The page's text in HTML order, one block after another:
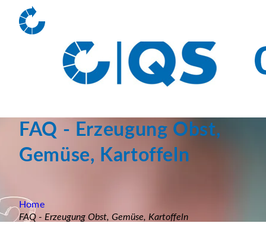
FAQ - Erzeugung Obst,
Gemüse, Kartoffeln
Home
FAQ - Erzeugung Obst, Gemüse, Kartoffeln